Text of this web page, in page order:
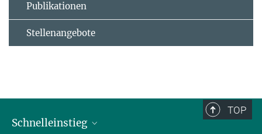
Publikationen
Stellenangebote
TOP
Schnelleinstieg